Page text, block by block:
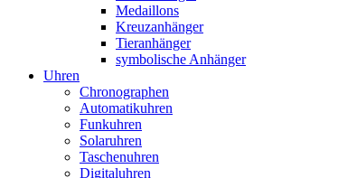
Medaillons
Kreuzanhänger
Tieranhänger
symbolische Anhänger
Uhren
Chronographen
Automatikuhren
Funkuhren
Solaruhren
Taschenuhren
Digitaluhren